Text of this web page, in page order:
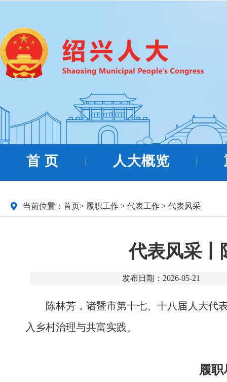
首 页 | 人大概览 |
当前位置： 首页> 履职工作 > 代表工作 > 代表风采
代表风采丨
发布日期：2026-05-21
陈林芳，诸暨市第十七、十八届人大代
入乡村治理与共富实践。
履